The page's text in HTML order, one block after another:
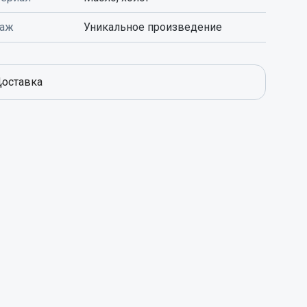
Уникальное произведение